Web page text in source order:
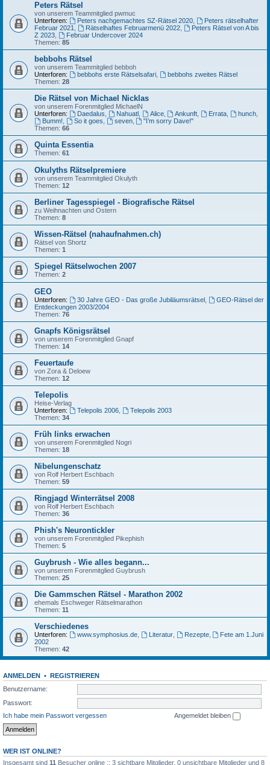
Peters Rätsel
von unserem Teammitglied pwmuc
Unterforen:
Peters nachgemachtes SZ-Rätsel 2020,
Peters rätselhafter
Februar 2021
Rätselhaftes Februarmenü 2022,
Peters Rätsel von A bis
Z 2023
Februar Undercover 2024
Themen: 85
bebbohs Rätsel
von unserem Teammitglied bebboh
Unterforen:
bebbohs erste Rätselsafari,
bebbohs zweites Rätsel
Themen: 28
Die Rätsel von Michael Nicklas
von unserem Forenmitglied MichaelN
Unterforen:
Daedalus Nahuatl, Alice, Ankunft Errata hunch
Bumm!
So it goes seven,
"I’m sorry Dave!"
Themen: 66
Quinta Essentia
Themen: 61
Okulyths Rätselpremiere
von unserem Teammitglied Okulyth
Themen: 12
Berliner Tagesspiegel - Biografische Rätsel
zu Weihnachten und Ostern
Themen: 8
Wissen-Rätsel (nahaufnahmen.ch)
Rätsel von Shortz
Themen: 1
Spiegel Rätselwochen 2007
Themen: 2
GEO
Unterforen: 30 Jahre GEO - Das große Jubiläumsrätsel,
GEO-Rätsel der
Entdeckungen 2003/2004
Themen: 76
Gnapfs Königsrätsel
von unserem Forenmitglied Gnapf
Themen: 14
Feuertaufe
von Zora & Deloew
Themen: 12
Telepolis
Heise-Verlag
Unterforen:
Telepolis 2006,
Telepolis 2003
Themen: 34
Früh links erwachen
von unserem Forenmitglied Nogri
Themen: 18
Nibelungenschatz
von Rolf Herbert Eschbach
Themen: 59
Ringjagd Winterrätsel 2008
von Rolf Herbert Eschbach
Themen: 36
Phish's Neurontickler
von unserem Forenmitglied Pikephish
Themen: 5
Guybrush - Wie alles begann...
von unserem Forenmitglied Guybrush
Themen: 25
Die Gammschen Rätsel - Marathon 2002
ehemals Eschweger Rätselmarathon
Themen: 11
Verschiedenes
Unterforen: www.symphosius.de, Literatur, Rezepte,
Fete am 1.Juni
2002
Themen: 42
ANMELDEN • REGISTRIEREN
Benutzername:
Passwort:
Ich habe mein Passwort vergessen
Angemeldet bleiben
WER IST ONLINE?
Insgesamt sind 11 Besucher online :: 3 sichtbare Mitglieder, 0 unsichtbare Mitglieder und 8